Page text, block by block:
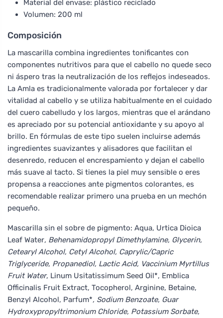
Material del envase: plástico reciclado
Volumen: 200 ml
Composición
La mascarilla combina ingredientes tonificantes con
componentes nutritivos para que el cabello no quede seco
ni áspero tras la neutralización de los reflejos indeseados.
La Amla es tradicionalmente valorada por fortalecer y dar
vitalidad al cabello y se utiliza habitualmente en el cuidado
del cuero cabelludo y los largos, mientras que el arándano
es apreciado por su potencial antioxidante y su apoyo al
brillo. En fórmulas de este tipo suelen incluirse además
ingredientes suavizantes y alisadores que facilitan el
desenredo, reducen el encrespamiento y dejan el cabello
más suave al tacto. Si tienes la piel muy sensible o eres
propensa a reacciones ante pigmentos colorantes, es
recomendable realizar primero una prueba en un mechón
pequeño.
Mascarilla sin el sobre de pigmento: Aqua, Urtica Dioica
Leaf Water, Behenamidopropyl Dimethylamine, Glycerin,
Cetearyl Alcohol, Cetyl Alcohol, Caprylic/Capric
Triglyceride, Propanediol, Lactic Acid, Vaccinium Myrtillus
Fruit Water, Linum Usitatissimum Seed Oil*, Emblica
Officinalis Fruit Extract, Tocopherol, Arginine, Betaine,
Benzyl Alcohol, Parfum*, Sodium Benzoate, Guar
Hydroxypropyltrimonium Chloride, Potassium Sorbate,